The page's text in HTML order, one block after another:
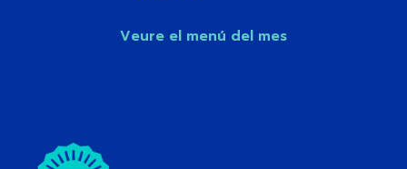
Veure el menú del mes